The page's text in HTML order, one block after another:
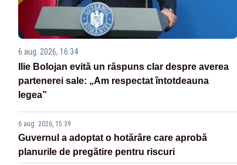
6 aug. 2026, 16:34
Ilie Bolojan evită un răspuns clar despre averea
partenerei sale: „Am respectat întotdeauna
legea”
6 aug. 2026, 15:39
Guvernul a adoptat o hotărâre care aprobă
planurile de pregătire pentru riscuri